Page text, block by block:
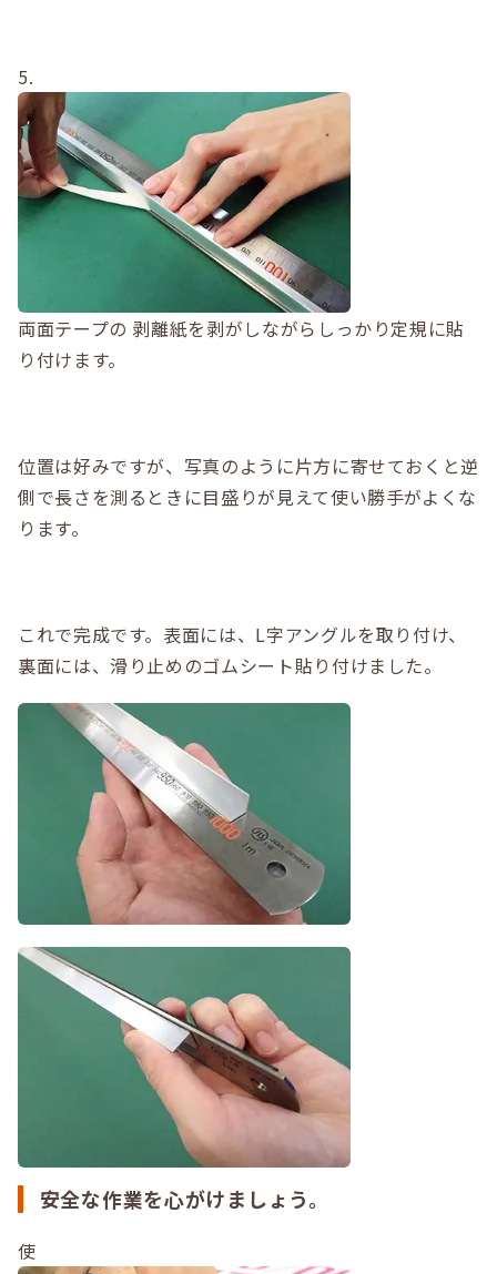
5.
両面テープの 剥離紙を剥がしながらしっかり定規に貼
り付けます。
位置は好みですが、写真のように片方に寄せておくと逆
側で長さを測るときに目盛りが見えて使い勝手がよくな
ります。
これで完成です。表面には、L字アングルを取り付け、
裏面には、滑り止めのゴムシート貼り付けました。
安全な作業を心がけましょう。
使